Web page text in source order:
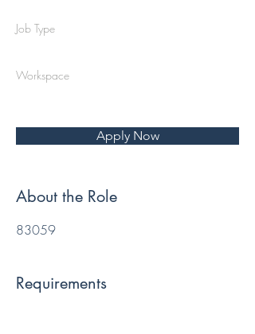
Job Type
Workspace
Apply Now
About the Role
83059
Requirements